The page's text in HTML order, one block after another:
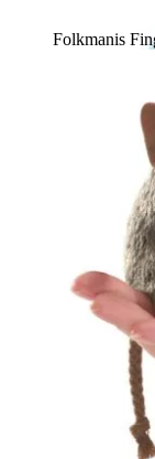
Folkmanis